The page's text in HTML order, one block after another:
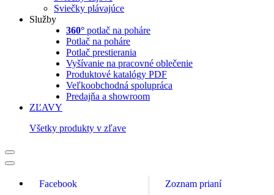
Sviečky plávajúce
Služby
360° potlač na poháre
Potlač na poháre
Potlač prestierania
Vyšívanie na pracovné oblečenie
Produktové katalógy PDF
Veľkoobchodná spolupráca
Predajňa a showroom
ZĽAVY
Všetky produkty v zľave
Facebook
Zoznam prianí